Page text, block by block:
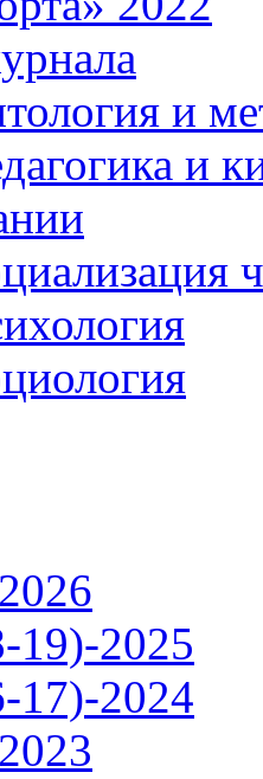
и
и
2025
2024